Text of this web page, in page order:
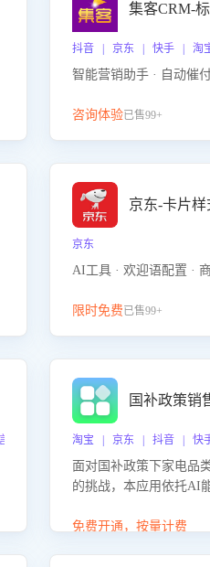
集客CRM-
抖音 | 京东 | 快手 | 淘
智能营销助手 · 自动催
咨询体验已售99+
京东
AI工具 · 欢迎语配置 ·
限时免费已售99+
国补政策销
淘宝 | 京东 | 抖音 | 快
面对国补政策下家电品
的挑战，本应用依托AI
政策的关注焦点与购买
免费开通，按量计费